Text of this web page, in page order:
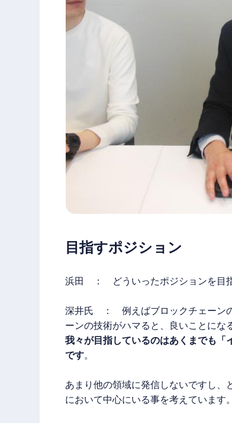
目指すポジション
浜田 ： どういったポジションを目
深井氏 ： 例えばブロックチェーン
ーンの技術がハマると、良いことにな
我々が目指しているのはあくまでも「
です。
あまり他の領域に発信しないですし
において中心にいる事を考えています。